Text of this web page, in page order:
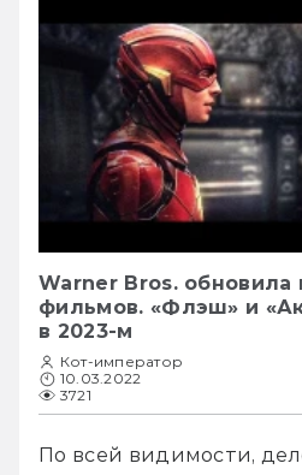
Warner Bros. обновила
фильмов. «Флэш» и
в 2023-м
Кот-император
10.03.2022
3721
По всей видимости,